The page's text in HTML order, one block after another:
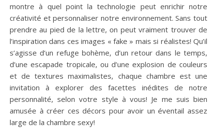
montre à quel point la technologie peut enrichir notre
créativité et personnaliser notre environnement. Sans tout
prendre au pied de la lettre, on peut vraiment trouver de
l’inspiration dans ces images « fake » mais si réalistes! Qu’il
s’agisse d’un refuge bohème, d’un retour dans le temps,
d’une escapade tropicale, ou d’une explosion de couleurs
et de textures maximalistes, chaque chambre est une
invitation à explorer des facettes inédites de notre
personnalité, selon votre style à vous! Je me suis bien
amusée à créer ces décors pour avoir un éventail assez
large de la chambre sexy!